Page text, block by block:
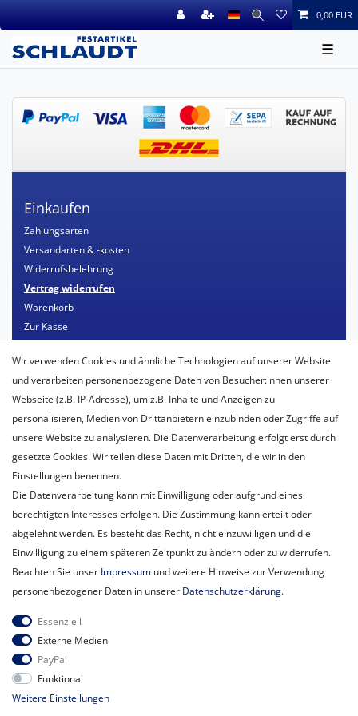
0,00 EUR
☰
Einkaufen
Zahlungsarten
Versandarten & -kosten
Widerrufsbelehrung
Vertrag widerrufen
Warenkorb
Zur Kasse
Mein Konto
Registrieren
Login
Unternehmen
Unser Ballon-Lieferservice
Unsere Mitarbeiter
Datenschutzerklärung
AGB
Impressum
Newsletter
Newsletter
Honig
Hiermit bestätige ich, dass ich die
Meine Einwilligung kann ich jederzeit widerrufen.**
Wir verwenden Cookies und ähnliche Technologien auf unserer Website
und verarbeiten personenbezogene Daten von Besucher:innen unserer
Webseite (z.B. IP-Adresse), um z.B. Inhalte und Anzeigen zu
personalisieren, Medien von Drittanbietern einzubinden oder Zugriffe auf
unsere Website zu analysieren. Die Datenverarbeitung erfolgt erst durch
gesetzte Cookies. Wir teilen diese Daten mit Dritten, die wir in den
Einstellungen benennen.
Die Datenverarbeitung kann mit Einwilligung oder aufgrund eines
berechtigten Interesses erfolgen. Die Zustimmung kann erteilt oder
abgelehnt werden. Es besteht das Recht, nicht einzuwilligen und die
Einwilligung zu einem späteren Zeitpunkt zu ändern oder zu widerrufen.
Beachten Sie unser Impressum und weitere Hinweise zur Verwendung
personenbezogener Daten in unserer Daten­schutz­erklärung.
Essenziell
Externe Medien
PayPal
Funktional
Weitere Einstellungen